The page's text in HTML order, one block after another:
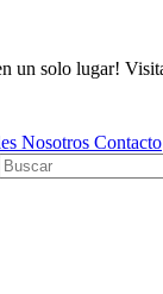
un solo lugar!
Nosotros Contacto